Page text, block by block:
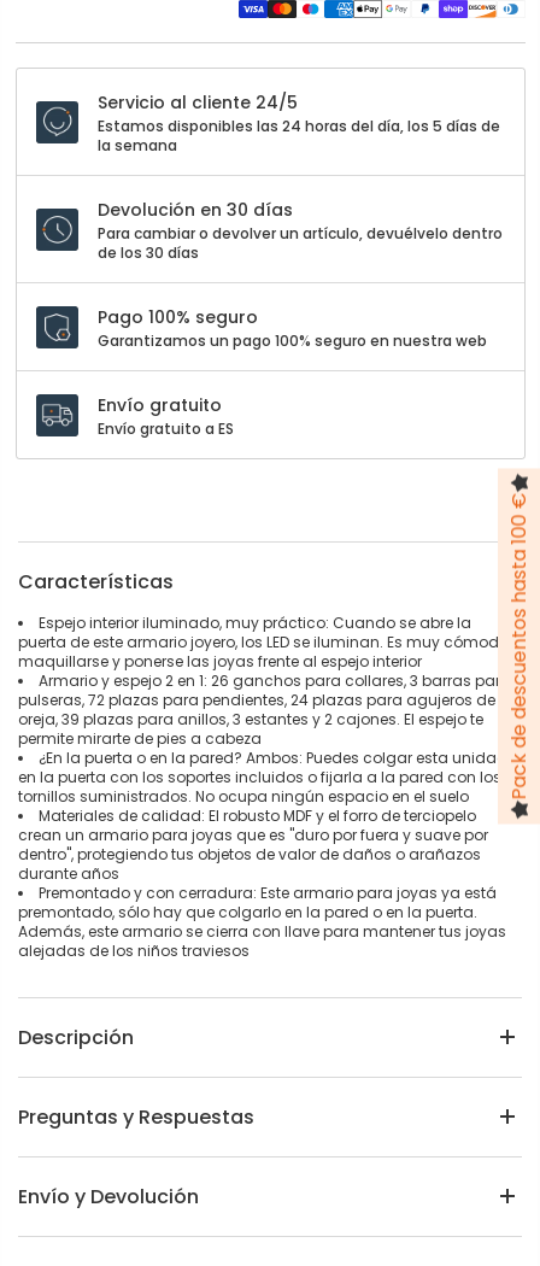
Servicio al cliente 24/5
Estamos disponibles las 24 horas del día, los 5 días de
la semana
Devolución en 30 días
Para cambiar o devolver un artículo, devuélvelo dentro
de los 30 días
Pago 100% seguro
Garantizamos un pago 100% seguro en nuestra web
Envío gratuito
Envío gratuito a ES
Características
Espejo interior iluminado, muy práctico: Cuando se abre la
puerta de este armario joyero, los LED se iluminan. Es muy cómodo
maquillarse y ponerse las joyas frente al espejo interior
Armario y espejo 2 en 1: 26 ganchos para collares, 3 barras para
pulseras, 72 plazas para pendientes, 24 plazas para agujeros de
oreja, 39 plazas para anillos, 3 estantes y 2 cajones. El espejo te
permite mirarte de pies a cabeza
¿En la puerta o en la pared? Ambos: Puedes colgar esta unidad
en la puerta con los soportes incluidos o fijarla a la pared con los
tornillos suministrados. No ocupa ningún espacio en el suelo
Materiales de calidad: El robusto MDF y el forro de terciopelo
crean un armario para joyas que es "duro por fuera y suave por
dentro", protegiendo tus objetos de valor de daños o arañazos
durante años
Premontado y con cerradura: Este armario para joyas ya está
premontado, sólo hay que colgarlo en la pared o en la puerta.
Además, este armario se cierra con llave para mantener tus joyas
alejadas de los niños traviesos
Descripción
Preguntas y Respuestas
Envío y Devolución
Pack de descuentos hasta 100 €